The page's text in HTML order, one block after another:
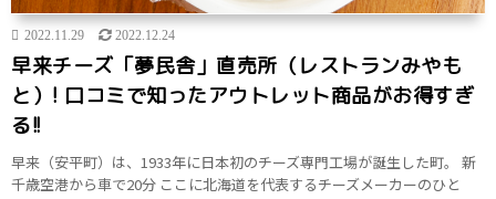
2022.11.29 2022.12.24
早来チーズ「夢民舎」直売所（レストランみやも
と）! 口コミで知ったアウトレット商品がお得すぎ
る!!
早来（安平町）は、1933年に日本初のチーズ専門工場が誕生した町。 新
千歳空港から車で20分 ここに北海道を代表するチーズメーカーのひと